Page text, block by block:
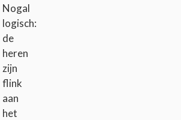
Nogal
logisch:
de
heren
zijn
flink
aan
het